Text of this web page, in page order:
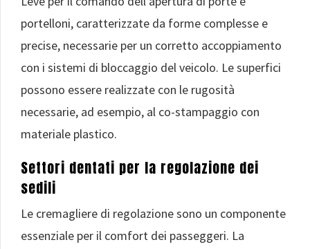
portelloni, caratterizzate da forme complesse e
precise, necessarie per un corretto accoppiamento
con i sistemi di bloccaggio del veicolo. Le superfici
possono essere realizzate con le rugosità
necessarie, ad esempio, al co-stampaggio con
materiale plastico.
Settori dentati per la regolazione dei
sedili
Le cremagliere di regolazione sono un componente
essenziale per il comfort dei passeggeri. La